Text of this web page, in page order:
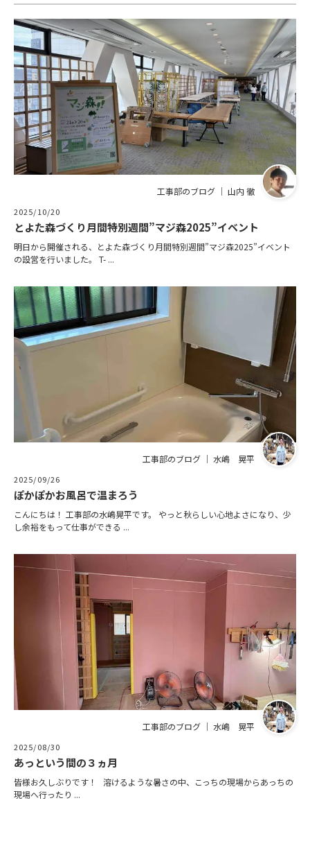
工事部のブログ ｜ 山内 徹
2025/10/20
とよた森づくり月間特別週間”マジ森2025”イベント
明日から開催される、とよた森づくり月間特別週間”マジ森2025”イベント
の設営を行いました。 T- ...
工事部のブログ ｜ 水嶋 晃平
2025/09/26
ぽかぽかお風呂で温まろう
こんにちは！ 工事部の水嶋晃平です。 やっと秋らしい心地よさになり、少
し余裕をもって仕事ができる ...
工事部のブログ ｜ 水嶋 晃平
2025/08/30
あっという間の３ヵ月
皆様お久しぶりです！ 溶けるような暑さの中、こっちの現場からあっちの
現場へ行ったり ...